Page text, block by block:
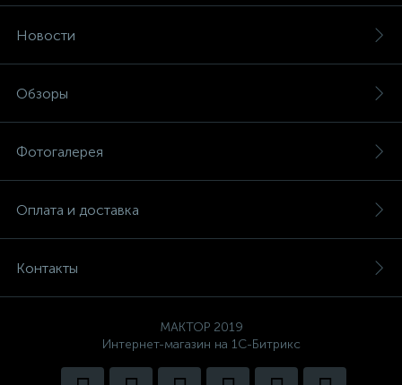
Новости
Обзоры
Фотогалерея
Оплата и доставка
Контакты
MAKTOP 2019
Интернет-магазин на 1С-Битрикс